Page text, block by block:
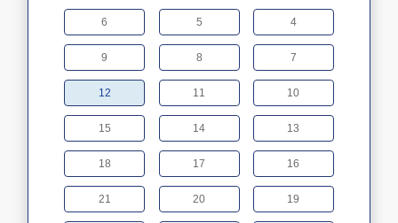
4
5
6
7
8
9
10
11
12
13
14
15
16
17
18
19
20
21